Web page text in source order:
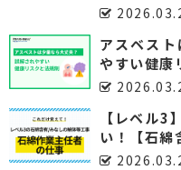
アスベス
やすい健
【レベル3
い！【石綿